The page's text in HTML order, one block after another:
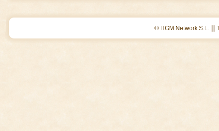
© HGM Network S.L. ||